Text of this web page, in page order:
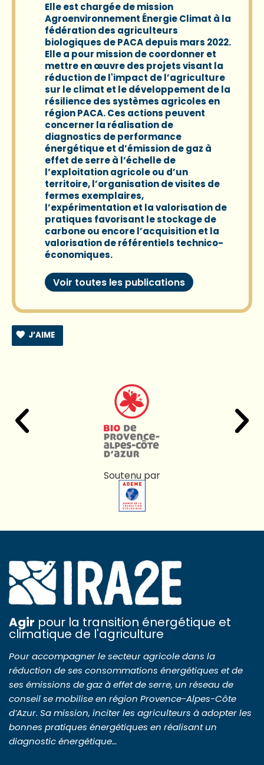
Elle est chargée de mission
Agroenvironnement Énergie Climat à la
fédération des agriculteurs
biologiques de PACA depuis mars 2022.
Elle a pour mission de coordonner et
mettre en œuvre des projets visant la
réduction de l'impact de l’agriculture
sur le climat et le développement de la
résilience des systèmes agricoles en
région PACA. Ces actions peuvent
concerner la réalisation de
diagnostics de performance
énergétique et d’émission de gaz à
effet de serre à l’échelle de
l’exploitation agricole ou d’un
territoire, l’organisation de visites de
fermes exemplaires,
l’expérimentation et la valorisation de
pratiques favorisant le stockage de
carbone ou encore l’acquisition et la
valorisation de référentiels technico-
économiques.
Voir toutes les publications
J’AIME
Soutenu par
Agir pour la transition énergétique et
climatique de l'agriculture
Pour accompagner le secteur agricole dans la
réduction de ses consommations énergétiques et de
ses émissions de gaz à effet de serre, un réseau de
conseil se mobilise en région Provence-Alpes-Côte
d’Azur. Sa mission, inciter les agriculteurs à adopter les
bonnes pratiques énergétiques en réalisant un
diagnostic énergétique…